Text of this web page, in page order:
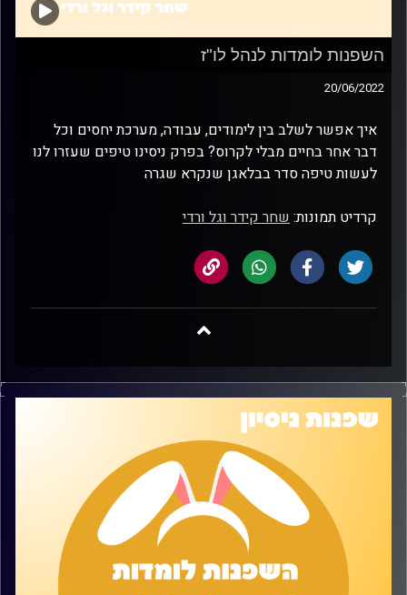
השפנות לומדות לנהל לו"ז
20/06/2022
איך אפשר לשלב בין לימודים, עבודה, מערכת יחסים וכל
דבר אחר בחיים מבלי לקרוס? בפרק ניסינו טיפים שעזרו לנו
לעשות טיפה סדר בבלאגן שנקרא שגרה
קרדיט תמונות:שחר קידר וגל ורדי